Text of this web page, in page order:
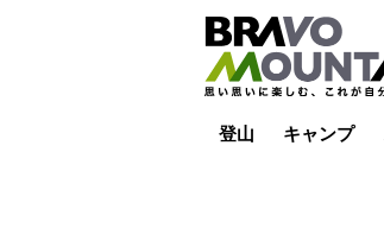
登山 キャンプ